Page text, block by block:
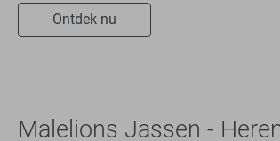
Ontdek nu
Malelions Jassen -